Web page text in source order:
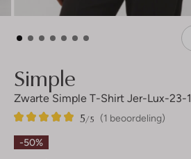
Simple
Zwarte Simple T-Shirt Jer-Lux-23-1
(1 beoordeling)
5/5
1
5
Sterren
-50%